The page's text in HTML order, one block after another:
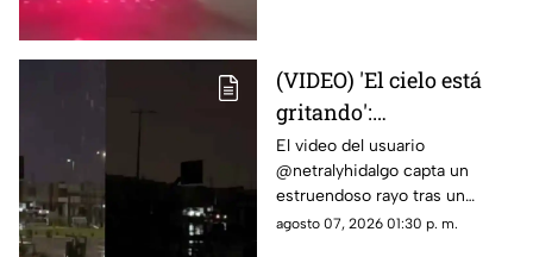
(VIDEO) 'El cielo está
gritando':
Impresionante sonido
durante un trueno en
Ciudad Juárez causa
asombro
El video del usuario
@netralyhidalgo capta un
estruendoso rayo tras un
momento de calma,
agosto 07, 2026 01:30 p. m.